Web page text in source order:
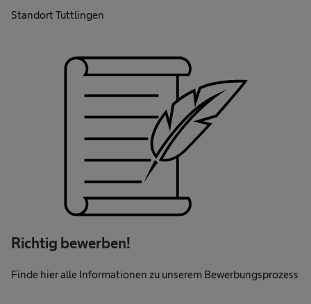
Standort Tuttlingen
Richtig bewerben!
Finde hier alle Informationen zu unserem Bewerbungsprozess